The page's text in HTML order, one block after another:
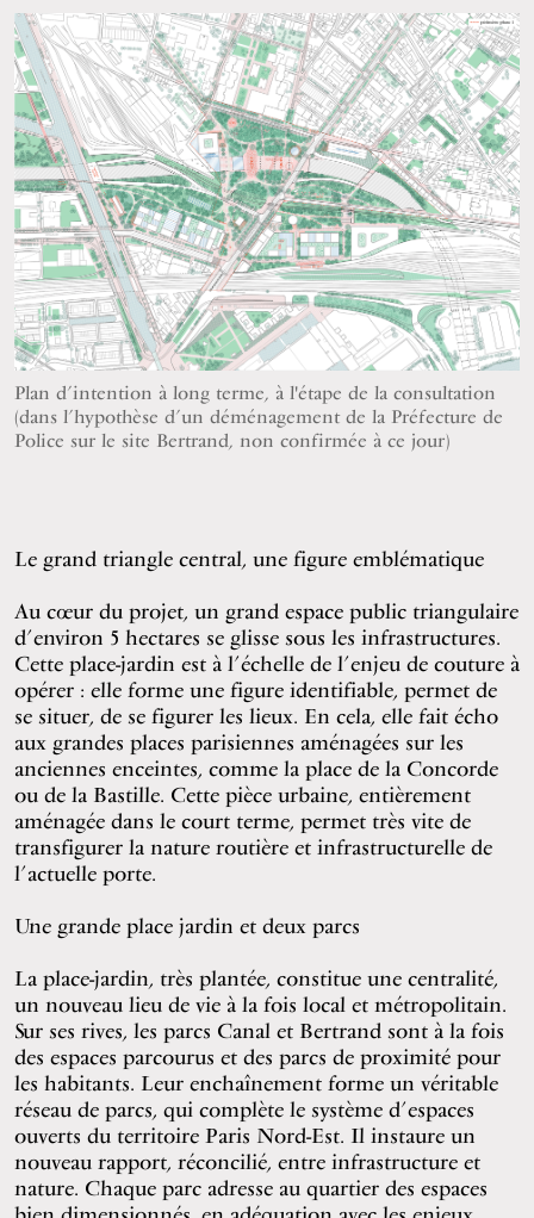
Plan d’intention à long terme, à l'étape de la consultation
(dans l’hypothèse d’un déménagement de la Préfecture de
Police sur le site Bertrand, non confirmée à ce jour)
Le grand triangle central, une figure emblématique
Au cœur du projet, un grand espace public triangulaire
d’environ 5 hectares se glisse sous les infrastructures.
Cette place-jardin est à l’échelle de l’enjeu de couture à
opérer : elle forme une figure identifiable, permet de
se situer, de se figurer les lieux. En cela, elle fait écho
aux grandes places parisiennes aménagées sur les
anciennes enceintes, comme la place de la Concorde
ou de la Bastille. Cette pièce urbaine, entièrement
aménagée dans le court terme, permet très vite de
transfigurer la nature routière et infrastructurelle de
l’actuelle porte.
Une grande place jardin et deux parcs
La place-jardin, très plantée, constitue une centralité,
un nouveau lieu de vie à la fois local et métropolitain.
Sur ses rives, les parcs Canal et Bertrand sont à la fois
des espaces parcourus et des parcs de proximité pour
les habitants. Leur enchaînement forme un véritable
réseau de parcs, qui complète le système d’espaces
ouverts du territoire Paris Nord-Est. Il instaure un
nouveau rapport, réconcilié, entre infrastructure et
nature. Chaque parc adresse au quartier des espaces